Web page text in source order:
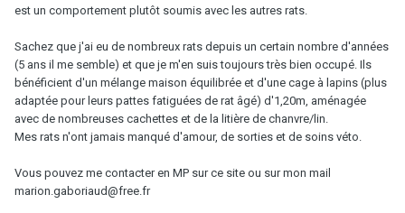
est un comportement plutôt soumis avec les autres rats.
Sachez que j'ai eu de nombreux rats depuis un certain nombre d'années
(5 ans il me semble) et que je m'en suis toujours très bien occupé. Ils
bénéficient d'un mélange maison équilibrée et d'une cage à lapins (plus
adaptée pour leurs pattes fatiguées de rat âgé) d'1,20m, aménagée
avec de nombreuses cachettes et de la litière de chanvre/lin.
Mes rats n'ont jamais manqué d'amour, de sorties et de soins véto.
Vous pouvez me contacter en MP sur ce site ou sur mon mail
marion.gaboriaud@free.fr